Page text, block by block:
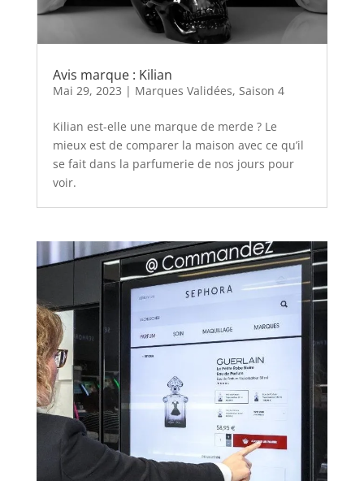
Avis marque : Kilian
Mai 29, 2023 | Marques Validées, Saison 4
Kilian est-elle une marque de merde ? Le
mieux est de comparer la maison avec ce qu’il
se fait dans la parfumerie de nos jours pour
voir.